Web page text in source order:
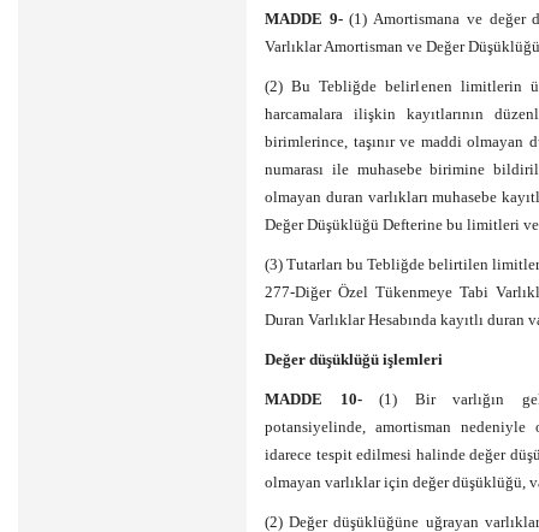
MADDE 9-(1) Amortismana ve değer
Varlıklar Amortisman ve Değer
(2) Bu Tebliğde belirlenen limitlerin
harcamalara ilişkin kayıtlarının
birimlerince, taşınır ve maddi olmayan
numarası ile muhasebe birimine
olmayan duran varlıkları muhasebe
Değer Düşüklüğü Defterine bu limitleri
(3) Tutarları bu Tebliğde belirtilen
277-Diğer Özel Tükenmeye Tabi
Duran Varlıklar Hesabında kayıtlı duran
Değer düşüklüğü işlemleri
MADDE 10- (1) Bir varlığın
potansiyelinde, amortisman nedeniyle
idarece tespit edilmesi halinde değer
olmayan varlıklar için değer düşüklüğü,
(2) Değer düşüklüğüne uğrayan